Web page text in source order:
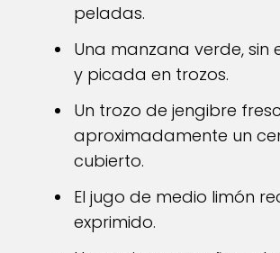
peladas.
Una manzana verde, sin
y picada en trozos.
Un trozo de jengibre
aproximadamente un
cubierto.
El jugo de medio limón
exprimido.